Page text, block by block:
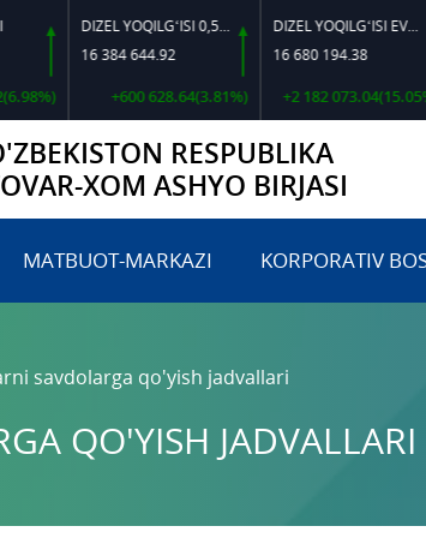
DIZEL YOQILG‘ISI 0,5-40
16 384 644.92
+600 628.64(3.81%)
DIZEL YOQILG‘ISI EVRO L-K-4
16 680 194.38
+2 182 073.04(15.05%)
RESPUBLIKA
XOM ASHYO BIRJASI
MATBUOT-MARKAZI KORPORATIV
savdolarga qo'yish jadvallari
QO'YISH